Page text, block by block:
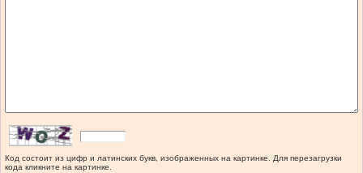
Код состоит из цифр и латинских букв, изображенных на картинке. Для перезагрузки
кода кликните на картинке.